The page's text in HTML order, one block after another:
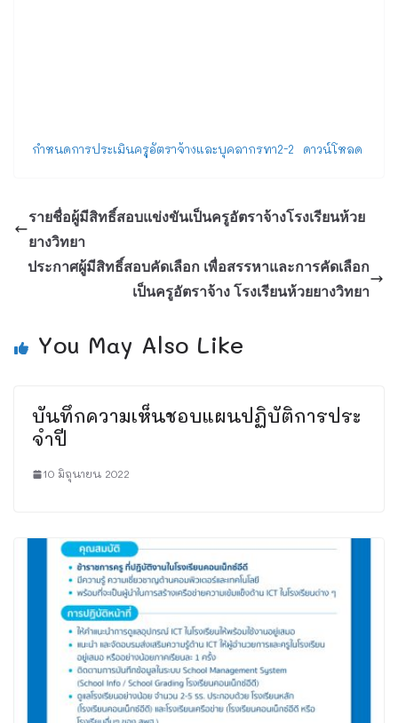
กำหนดการประเมินครูอัตราจ้างและบุคลากรทา2-2 ดาวน์โหลด
รายชื่อผู้มีสิทธิ์สอบแข่งขันเป็นครูอัตราจ้างโรงเรียนห้วย
ยางวิทยา
ประกาศผู้มีสิทธิ์สอบคัดเลือก เพื่อสรรหาและการคัดเลือก
เป็นครูอัตราจ้าง โรงเรียนห้วยยางวิทยา
You May Also Like
บันทึกความเห็นชอบแผนปฏิบัติการประ
จําปี
10 มิถุนายน 2022